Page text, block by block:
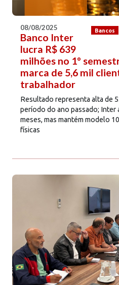
Bancos
08/08/2025
Banco Inter
lucra R$ 639
milhões no 1º
marca de 5,6 mil
trabalhador
Resultado representa alta de
período do ano passado; Inter
meses, mas mantém modelo
físicas